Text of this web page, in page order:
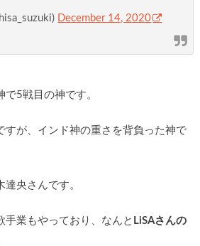
December 14, 2020
5戦目の神です。
すが、インド神の重さを背負った神で
央さんです。
手業もやっており、なんと LiSAさんの